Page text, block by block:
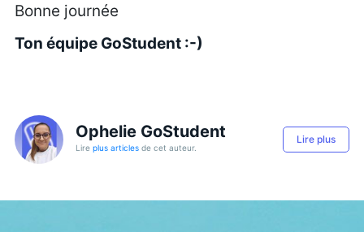
Bonne journée
Ton équipe GoStudent :-)
Ophelie GoStudent
Lire plus articlesde cet auteur.
Lire plus